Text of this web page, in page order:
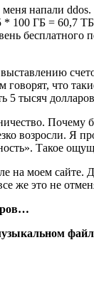
напали
* 100 ГБ = 60,7
говорят, что
5 тысяч
Почему
возросли. Я
Такое
на моем сайте.
же это не